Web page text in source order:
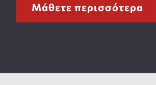
Μάθετε περισσότερα